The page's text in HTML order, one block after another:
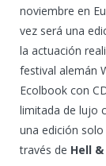
noviembre en
vez será una
la actuación
festival alemán
Ecolbook con
limitada de lujo
una edición
través de Hell